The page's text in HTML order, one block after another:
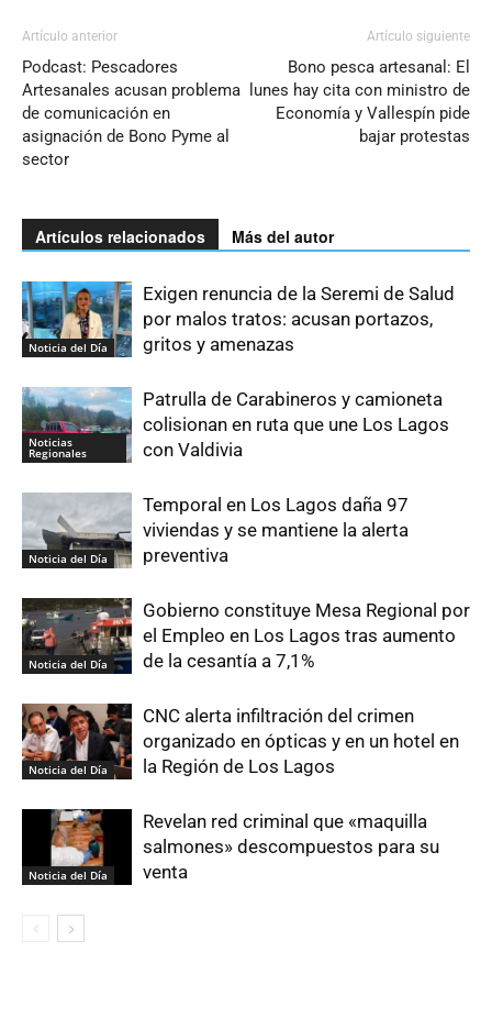
Artículo anterior
Podcast: Pescadores
Artesanales acusan problema
de comunicación en
asignación de Bono Pyme al
sector
Artículo siguiente
Bono pesca artesanal: El
lunes hay cita con ministro de
Economía y Vallespín pide
bajar protestas
Artículos relacionados Más del autor
Noticia del Día
Exigen renuncia de la Seremi de Salud
por malos tratos: acusan portazos,
gritos y amenazas
Noticias
Regionales
Patrulla de Carabineros y camioneta
colisionan en ruta que une Los Lagos
con Valdivia
Noticia del Día
Temporal en Los Lagos daña 97
viviendas y se mantiene la alerta
preventiva
Noticia del Día
Gobierno constituye Mesa Regional por
el Empleo en Los Lagos tras aumento
de la cesantía a 7,1%
Noticia del Día
CNC alerta infiltración del crimen
organizado en ópticas y en un hotel en
la Región de Los Lagos
Noticia del Día
Revelan red criminal que «maquilla
salmones» descompuestos para su
venta